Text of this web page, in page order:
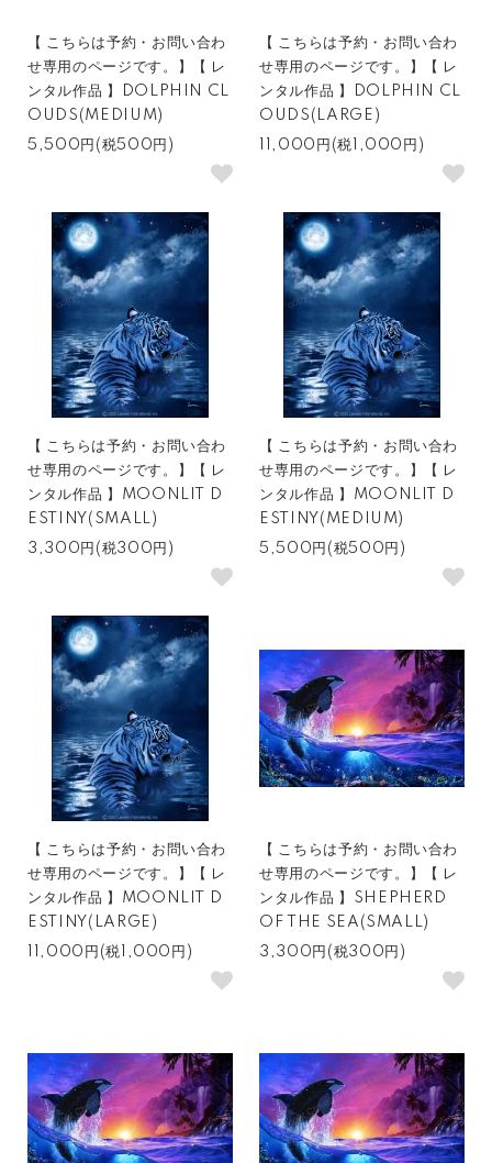
【 こちらは予約・お問い合わ
せ専用のページです。】【 レ
ンタル作品 】DOLPHIN CL
OUDS(MEDIUM)
5,500円(税500円)
【 こちらは予約・お問い合わ
せ専用のページです。】【 レ
ンタル作品 】DOLPHIN CL
OUDS(LARGE)
11,000円(税1,000円)
【 こちらは予約・お問い合わ
せ専用のページです。】【 レ
ンタル作品 】MOONLIT D
ESTINY(SMALL)
3,300円(税300円)
【 こちらは予約・お問い合わ
せ専用のページです。】【 レ
ンタル作品 】MOONLIT D
ESTINY(MEDIUM)
5,500円(税500円)
【 こちらは予約・お問い合わ
せ専用のページです。】【 レ
ンタル作品 】MOONLIT D
ESTINY(LARGE)
11,000円(税1,000円)
【 こちらは予約・お問い合わ
せ専用のページです。】【 レ
ンタル作品 】SHEPHERD
OF THE SEA(SMALL)
3,300円(税300円)